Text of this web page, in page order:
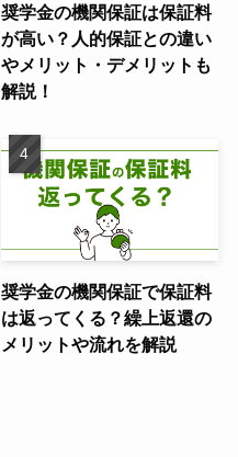
奨学金の機関保証は保証料
が高い？人的保証との違い
やメリット・デメリットも
解説！
奨学金の機関保証で保証料
は返ってくる？繰上返還の
メリットや流れを解説